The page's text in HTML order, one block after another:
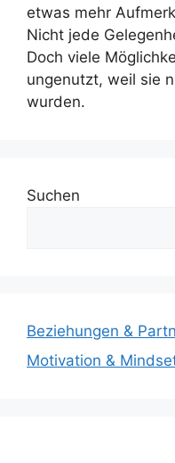
etwas mehr
Nicht jede
Doch viele
ungenutzt, weil sie
wurden.
Suchen
Beziehungen &
Motivation &